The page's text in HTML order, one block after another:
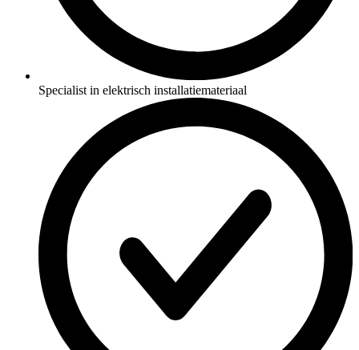
Specialist in elektrisch installatiemateriaal